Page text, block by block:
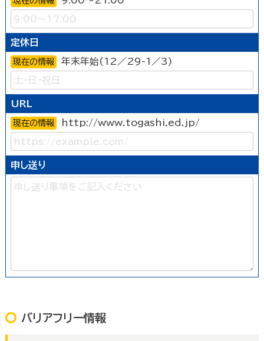
定休日
現在の情報 年末年始(12／29-1／3)
URL
現在の情報 http://www.togashi.ed.jp/
申し送り
バリアフリー情報